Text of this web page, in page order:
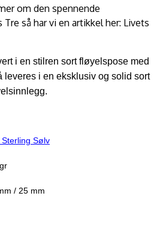
om den spennende
så har vi en artikkel her: Livets
i en stilren sort fløyelspose med
leveres i en eksklusiv og solid sort
Sølv
/ 25 mm